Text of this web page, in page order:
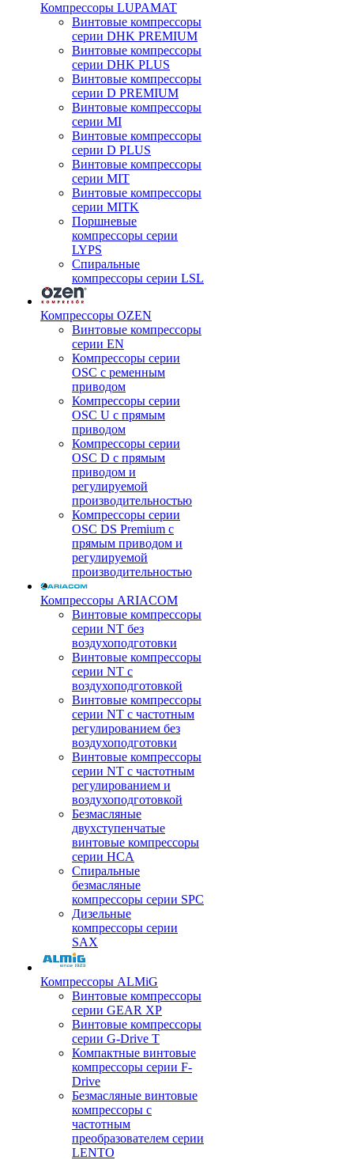
Компрессоры LUPAMAT
Винтовые компрессоры
серии DHK PREMIUM
Винтовые компрессоры
серии DHK PLUS
Винтовые компрессоры
серии D PREMIUM
Винтовые компрессоры
серии MI
Винтовые компрессоры
серии D PLUS
Винтовые компрессоры
серии MIT
Винтовые компрессоры
серии MITK
Поршневые
компрессоры серии
LYPS
Спиральные
компрессоры серии LSL
Компрессоры OZEN
Винтовые компрессоры
серии EN
Компрессоры серии
OSC с ременным
приводом
Компрессоры серии
OSC U с прямым
приводом
Компрессоры серии
OSC D с прямым
приводом и
регулируемой
производительностью
Компрессоры серии
OSC DS Premium с
прямым приводом и
регулируемой
производительностью
Компрессоры ARIACOM
Винтовые компрессоры
серии NT без
воздухоподготовки
Винтовые компрессоры
серии NT c
воздухоподготовкой
Винтовые компрессоры
серии NT с частотным
регулированием без
воздухоподготовки
Винтовые компрессоры
серии NT с частотным
регулированием и
воздухоподготовкой
Безмасляные
двухступенчатые
винтовые компрессоры
серии HCA
Спиральные
безмасляные
компрессоры серии SPC
Дизельные
компрессоры серии
SAX
Компрессоры ALMiG
Винтовые компрессоры
серии GEAR XP
Винтовые компрессоры
серии G-Drive T
Компактные винтовые
компрессоры серии F-
Drive
Безмасляные винтовые
компрессоры с
частотным
преобразователем серии
LENTO